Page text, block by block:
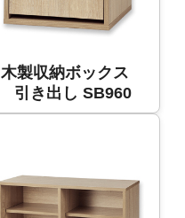
木製収納ボックス
引き出し SB960